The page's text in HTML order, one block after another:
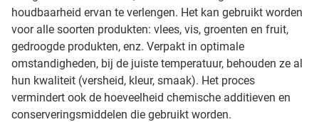
houdbaarheid ervan te verlengen. Het kan gebruikt worden
voor alle soorten produkten: vlees, vis, groenten en fruit,
gedroogde produkten, enz. Verpakt in optimale
omstandigheden, bij de juiste temperatuur, behouden ze al
hun kwaliteit (versheid, kleur, smaak). Het proces
vermindert ook de hoeveelheid chemische additieven en
conserveringsmiddelen die gebruikt worden.